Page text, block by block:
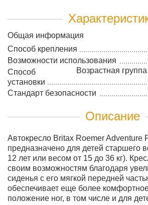
Общая информация
Способ крепления
Возможности использования
Возрастная
Способ
установки
Стандарт безопасности
Описание
Автокресло Britax Roemer Adventure
предназначено для детей старшего
12 лет или весом от 15 до 36 кг).
своим возможностям благодаря
сиденья с его мягкой передней
обеспечивает еще более
положение ног, в том числе и для